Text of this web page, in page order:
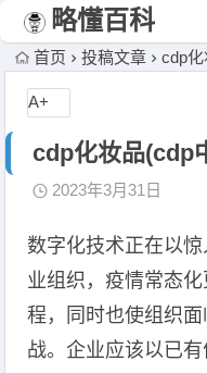
略懂百科
首页 投稿文章 cdp
cdp化妆品(cdp
2023年3月31日
数字化技术正在以
业组织，疫情常态
程，同时也使组织
战。企业应该以已
A+